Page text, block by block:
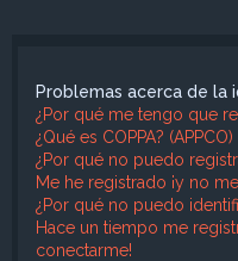
Problemas acerca de la
¿Por qué me tengo que
¿Qué es COPPA? (APPCO)
¿Por qué no puedo
Me he registrado ¡y no
¿Por qué no puedo
Hace un tiempo me
conectarme!